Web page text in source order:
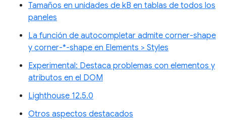
Tamaños en unidades de kB en tablas de todos los
paneles
La función de autocompletar admite corner-shape
y corner-*-shape en Elements > Styles
Experimental: Destaca problemas con elementos y
atributos en el DOM
Lighthouse 12.5.0
Otros aspectos destacados